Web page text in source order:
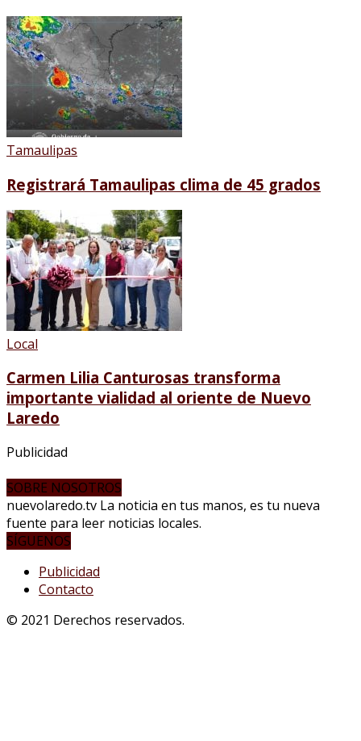
Tamaulipas
Registrará Tamaulipas clima de 45 grados
Local
Carmen Lilia Canturosas transforma
importante vialidad al oriente de Nuevo
Laredo
Publicidad
SOBRE NOSOTROS
nuevolaredo.tv La noticia en tus manos, es tu nueva
fuente para leer noticias locales.
SÍGUENOS
Publicidad
Contacto
© 2021 Derechos reservados.